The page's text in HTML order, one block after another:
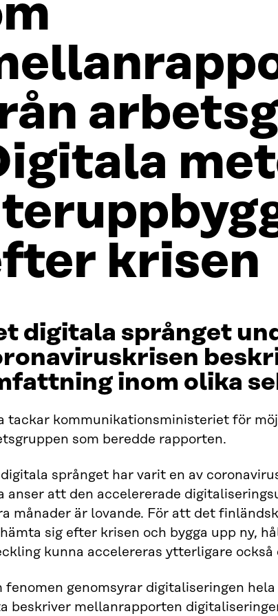
krisen
digitala språnget
inom olika
tackar kommunikationsministeriet för
som beredde rapporten.
språnget har varit en av
anser att den accelererade
månader är lovande. För att det
sig efter krisen och bygga upp ny,
kunna accelereras ytterligare
fenomen genomsyrar digitaliseringen
beskriver mellanrapporten